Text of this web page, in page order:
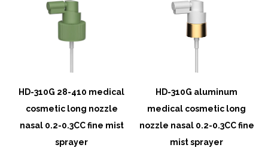
HD-310G 28-410 medical
cosmetic long nozzle
nasal 0.2-0.3CC fine mist
sprayer
HD-310G aluminum
medical cosmetic long
nozzle nasal 0.2-0.3CC fine
mist sprayer